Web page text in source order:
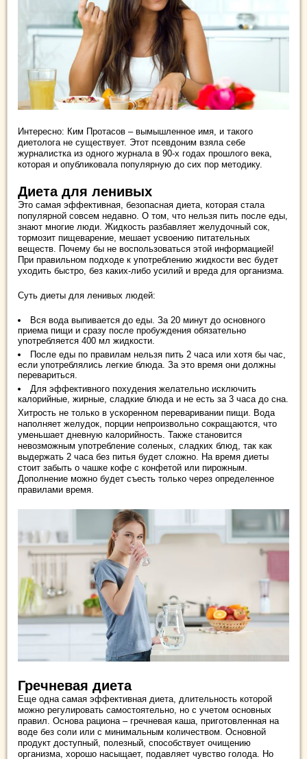
Интересно: Ким Протасов – вымышленное имя, и такого
диетолога не существует. Этот псевдоним взяла себе
журналистка из одного журнала в 90-х годах прошлого века,
которая и опубликовала популярную до сих пор методику.
Диета для ленивых
Это самая эффективная, безопасная диета, которая стала
популярной совсем недавно. О том, что нельзя пить после еды,
знают многие люди. Жидкость разбавляет желудочный сок,
тормозит пищеварение, мешает усвоению питательных
веществ. Почему бы не воспользоваться этой информацией!
При правильном подходе к употреблению жидкости вес будет
уходить быстро, без каких-либо усилий и вреда для организма.
Суть диеты для ленивых людей:
Вся вода выпивается до еды. За 20 минут до основного
приема пищи и сразу после пробуждения обязательно
употребляется 400 мл жидкости.
После еды по правилам нельзя пить 2 часа или хотя бы час,
если употреблялись легкие блюда. За это время они должны
перевариться.
Для эффективного похудения желательно исключить
калорийные, жирные, сладкие блюда и не есть за 3 часа до сна.
Хитрость не только в ускоренном переваривании пищи. Вода
наполняет желудок, порции непроизвольно сокращаются, что
уменьшает дневную калорийность. Также становится
невозможным употребление соленых, сладких блюд, так как
выдержать 2 часа без питья будет сложно. На время диеты
стоит забыть о чашке кофе с конфетой или пирожным.
Дополнение можно будет съесть только через определенное
правилами время.
Гречневая диета
Еще одна самая эффективная диета, длительность которой
можно регулировать самостоятельно, но с учетом основных
правил. Основа рациона – гречневая каша, приготовленная на
воде без соли или с минимальным количеством. Основной
продукт доступный, полезный, способствует очищению
организма, хорошо насыщает, подавляет чувство голода. Но